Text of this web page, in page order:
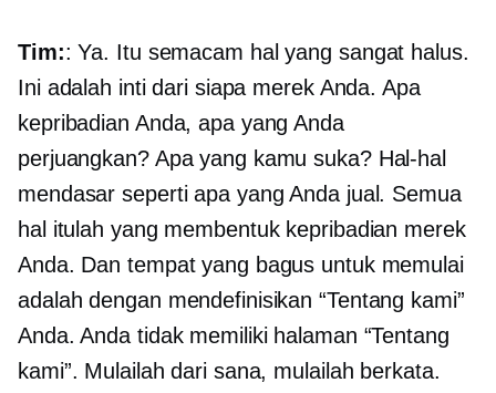
Tim:: Ya. Itu semacam hal yang sangat halus.
Ini adalah inti dari siapa merek Anda. Apa
kepribadian Anda, apa yang Anda
perjuangkan? Apa yang kamu suka? Hal-hal
mendasar seperti apa yang Anda jual. Semua
hal itulah yang membentuk kepribadian merek
Anda. Dan tempat yang bagus untuk memulai
adalah dengan mendefinisikan “Tentang kami”
Anda. Anda tidak memiliki halaman “Tentang
kami”. Mulailah dari sana, mulailah berkata.